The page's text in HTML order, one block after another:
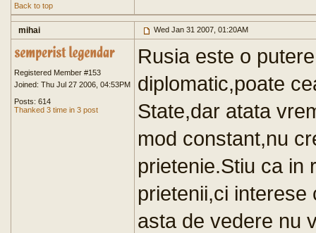
Back to top
mihai Wed Jan 31 2007, 01:20AM
Registered Member #153
Joined: Thu Jul 27 2006, 04:53PM
Posts: 614
Thanked 3 time in 3 post
Rusia este o
diplomatic,poate
State,dar atata
mod constant,nu
prietenie.Stiu ca in
prietenii,ci
asta de vedere nu